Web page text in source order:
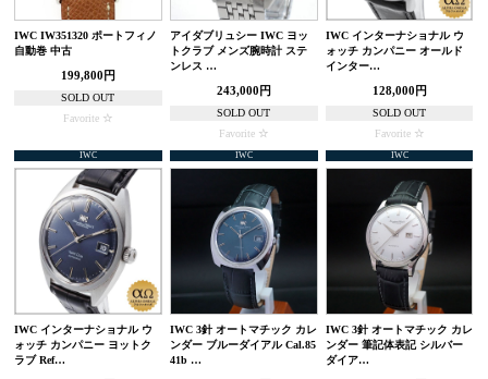
IWC IW351320 ポートフィノ
自動巻 中古
199,800円
SOLD OUT
Favorite
アイダブリュシー IWC ヨッ
トクラブ メンズ腕時計 ステ
ンレス …
243,000円
SOLD OUT
Favorite
IWC インターナショナル ウ
ォッチ カンパニー オールド
インター…
128,000円
SOLD OUT
Favorite
IWC
IWC インターナショナル ウ
ォッチ カンパニー ヨットク
ラブ Ref…
IWC
IWC 3針 オートマチック カレ
ンダー ブルーダイアル Cal.85
41b …
IWC
IWC 3針 オートマチック カレ
ンダー 筆記体表記 シルバー
ダイア…